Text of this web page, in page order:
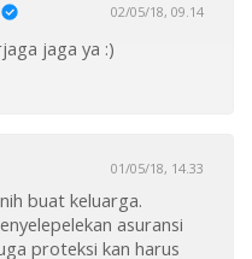
02/05/18, 09.14
jaga ya :)
01/05/18, 14.33
buat keluarga.
asuransi
proteksi kan harus